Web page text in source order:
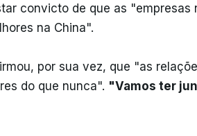
convicto de que as "empresas
na China".
por sua vez, que "as
do que nunca". "Vamos ter